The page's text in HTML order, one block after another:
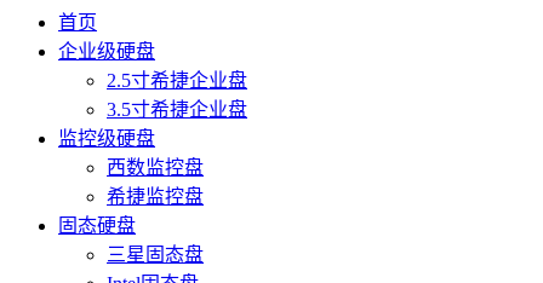
首页
企业级硬盘
2.5寸希捷企业盘
3.5寸希捷企业盘
监控级硬盘
西数监控盘
希捷监控盘
固态硬盘
三星固态盘